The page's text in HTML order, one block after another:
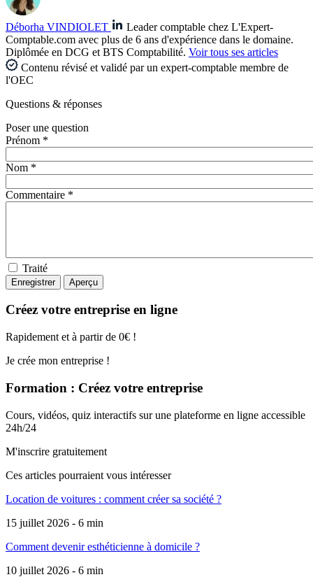
Déborha VINDIOLET
Leader comptable chez L'Expert-
Comptable.com avec plus de 6 ans d'expérience dans le domaine.
Diplômée en DCG et BTS Comptabilité. Voir tous ses articles
Contenu révisé et validé par un expert-comptable membre de
l'OEC
Questions & réponses
Poser une question
Prénom *
Nom *
Commentaire *
Traité
Créez votre entreprise en ligne
Rapidement et à partir de 0€ !
Je crée mon entreprise !
Formation : Créez votre entreprise
Cours, vidéos, quiz interactifs sur une plateforme en ligne accessible
24h/24
M'inscrire gratuitement
Ces articles pourraient vous intéresser
Location de voitures : comment créer sa société ?
15 juillet 2026 - 6 min
Comment devenir esthéticienne à domicile ?
10 juillet 2026 - 6 min